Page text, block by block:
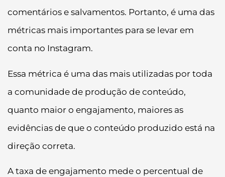
comentários e salvamentos. Portanto, é uma das
métricas mais importantes para se levar em
conta no Instagram.
Essa métrica é uma das mais utilizadas por toda
a comunidade de produção de conteúdo,
quanto maior o engajamento, maiores as
evidências de que o conteúdo produzido está na
direção correta.
A taxa de engajamento mede o percentual de